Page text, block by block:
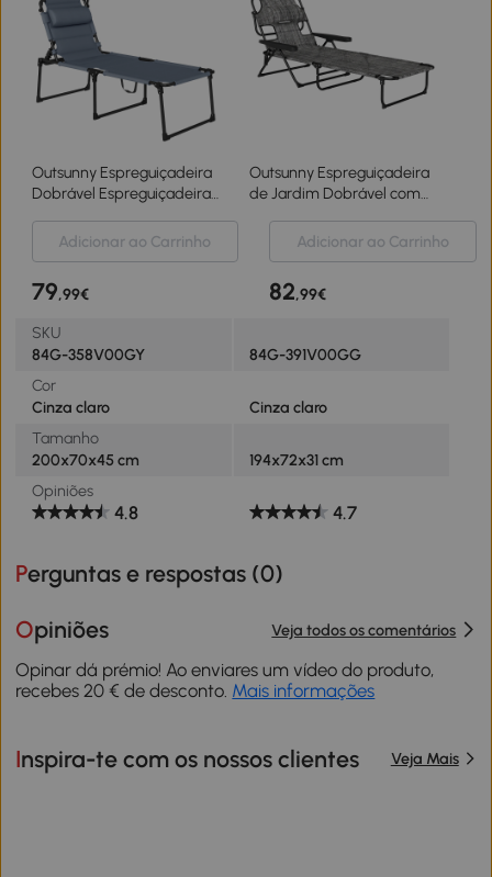
Outsunny Espreguiçadeira
Dobrável Espreguiçadeira
Ajustável para Jardim
Terraço Piscina
Outsunny Espreguiçadeira
de Jardim Dobrável com
Níveis, Orifício de Leitura e
Apoio para Cabeça
Adicionar ao Carrinho Adicionar ao Carrinho
79,99€ 82,99€
SKU
84G-358V00GY
84G-391V00GG
Cor
Cinza claro
Cinza claro
Tamanho
200x70x45 cm
194x72x31 cm
Opiniões
4.8 4.7
Perguntas e respostas (0)
Opiniões Veja todos os comentários
Opinar dá prémio! Ao enviares um vídeo do produto,
recebes 20 € de desconto. Mais informações
Inspira-te com os nossos clientes Veja Mais